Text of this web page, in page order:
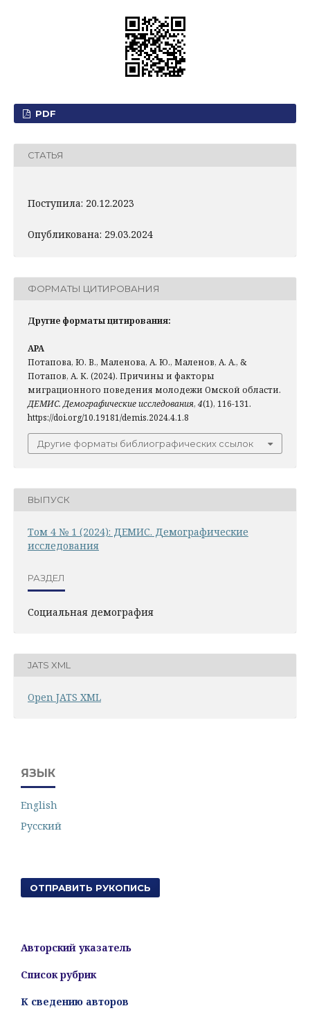
PDF
СТАТЬЯ
Поступила: 20.12.2023
Опубликована: 29.03.2024
ФОРМАТЫ ЦИТИРОВАНИЯ
Другие форматы цитирования:
APA
Потапова, Ю. В., Маленова, А. Ю., Маленов, А. А., &
Потапов, А. К. (2024). Причины и факторы
миграционного поведения молодежи Омской области.
ДЕМИС. Демографические исследования, 4(1), 116-131.
https://doi.org/10.19181/demis.2024.4.1.8
Другие форматы библиографических ссылок
ВЫПУСК
Том 4 № 1 (2024): ДЕМИС. Демографические
исследования
РАЗДЕЛ
Социальная демография
JATS XML
Open JATS XML
ЯЗЫК
English
Русский
ОТПРАВИТЬ РУКОПИСЬ
Авторский указатель
Список рубрик
К сведению авторов